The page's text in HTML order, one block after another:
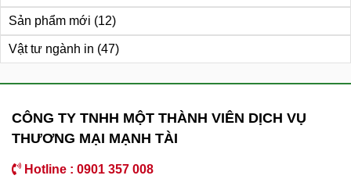
Sản phẩm mới (12)
Vật tư ngành in (47)
CÔNG TY TNHH MỘT THÀNH VIÊN DỊCH VỤ
THƯƠNG MẠI MẠNH TÀI
Hotline : 0901 357 008